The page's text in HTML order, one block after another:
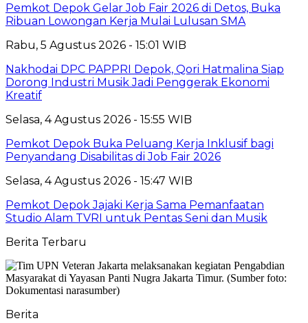
Pemkot Depok Gelar Job Fair 2026 di Detos, Buka
Ribuan Lowongan Kerja Mulai Lulusan SMA
Rabu, 5 Agustus 2026 - 15:01 WIB
Nakhodai DPC PAPPRI Depok, Qori Hatmalina Siap
Dorong Industri Musik Jadi Penggerak Ekonomi
Kreatif
Selasa, 4 Agustus 2026 - 15:55 WIB
Pemkot Depok Buka Peluang Kerja Inklusif bagi
Penyandang Disabilitas di Job Fair 2026
Selasa, 4 Agustus 2026 - 15:47 WIB
Pemkot Depok Jajaki Kerja Sama Pemanfaatan
Studio Alam TVRI untuk Pentas Seni dan Musik
Berita Terbaru
Berita